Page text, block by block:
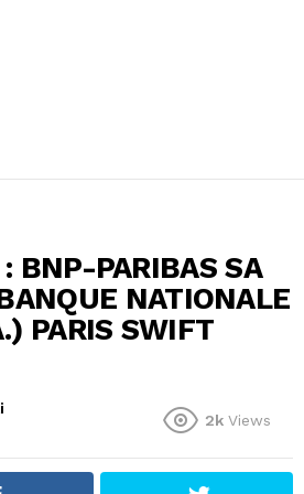
BNP-PARIBAS SA
NATIONALE
PARIS SWIFT
2k Views